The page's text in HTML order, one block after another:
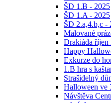
ŠD 1.B - 2025
ŠD 1.A - 2025
ŠD 2.a,4.b,c -
Malované
Drakiáda říjen
Happy
Exkurze do
1.B hra s
Strašidelný
Halloween ve
Návštěva